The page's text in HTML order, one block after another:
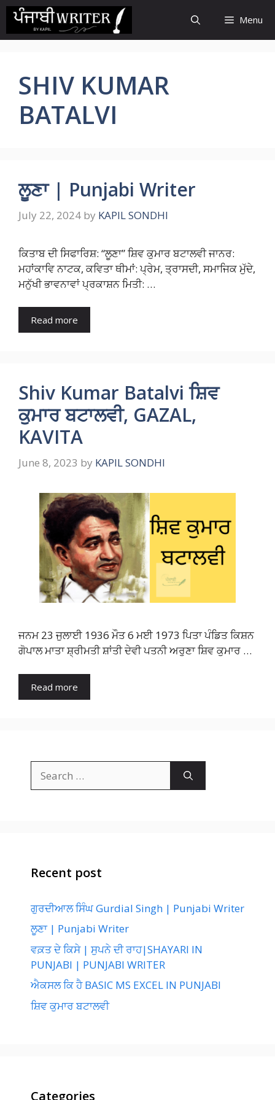
Skip
content
Menu
SHIV KUMAR
BATALVI
ਲੂਣਾ | Punjabi Writer
July 22, 2024 by KAPIL SONDHI
ਕਿਤਾਬ ਦੀ ਸਿਫਾਰਿਸ਼: “ਲੂਣਾ” ਸ਼ਿਵ ਕੁਮਾਰ ਬਟਾਲਵੀ ਜਾਨਰ:
ਮਹਾਂਕਾਵਿ ਨਾਟਕ, ਕਵਿਤਾ ਥੀਮਾਂ: ਪ੍ਰੇਮ, ਤ੍ਰਾਸਦੀ, ਸਮਾਜਿਕ ਮੁੱਦੇ,
ਮਨੁੱਖੀ ਭਾਵਨਾਵਾਂ ਪ੍ਰਕਾਸ਼ਨ ਮਿਤੀ: …
Read more
Shiv Kumar Batalvi ਸ਼ਿਵ
ਕੁਮਾਰ ਬਟਾਲਵੀ, GAZAL,
KAVITA
June 8, 2023 by KAPIL SONDHI
ਜਨਮ 23 ਜੁਲਾਈ 1936 ਮੌਤ 6 ਮਈ 1973 ਪਿਤਾ ਪੰਡਿਤ ਕਿਸ਼ਨ
ਗੋਪਾਲ ਮਾਤਾ ਸ਼੍ਰੀਮਤੀ ਸ਼ਾਂਤੀ ਦੇਵੀ ਪਤਨੀ ਅਰੁਣਾ ਸ਼ਿਵ ਕੁਮਾਰ …
Read more
for:
Recent post
ਗੁਰਦੀਆਲ ਸਿੰਘ Gurdial Singh | Punjabi Writer
ਲੂਣਾ | Punjabi Writer
ਵਕ਼ਤ ਦੇ ਕਿਸੇ | ਸੁਪਨੇ ਦੀ ਰਾਹ|SHAYARI IN
PUNJABI | PUNJABI WRITER
ਐਕਸਲ ਕਿ ਹੈ BASIC MS EXCEL IN PUNJABI
ਸ਼ਿਵ ਕੁਮਾਰ ਬਟਾਲਵੀ
Categories